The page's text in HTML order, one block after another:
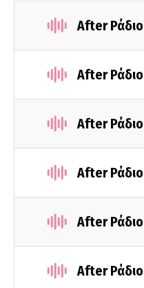
After
After
After
After
After
After